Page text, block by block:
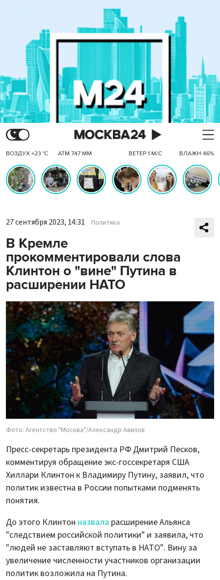
ВОЗДУХ +23 °C АТМ 747 ММ ВЕТЕР 1 М/С ВЛАЖН 46%
27 сентября 2023, 14:31 Политика
В Кремле
прокомментировали слова
Клинтон о "вине" Путина в
расширении НАТО
Фото: Агентство "Москва"/Александр Авилов
Пресс-секретарь президента РФ Дмитрий Песков,
комментируя обращение экс-госсекретаря США
Хиллари Клинтон к Владимиру Путину, заявил, что
политик известна в России попытками подменять
понятия.
До этого Клинтон назвала расширение Альянса
"следствием российской политики" и заявила, что
"людей не заставляют вступать в НАТО". Вину за
увеличение численности участников организации
политик возложила на Путина.